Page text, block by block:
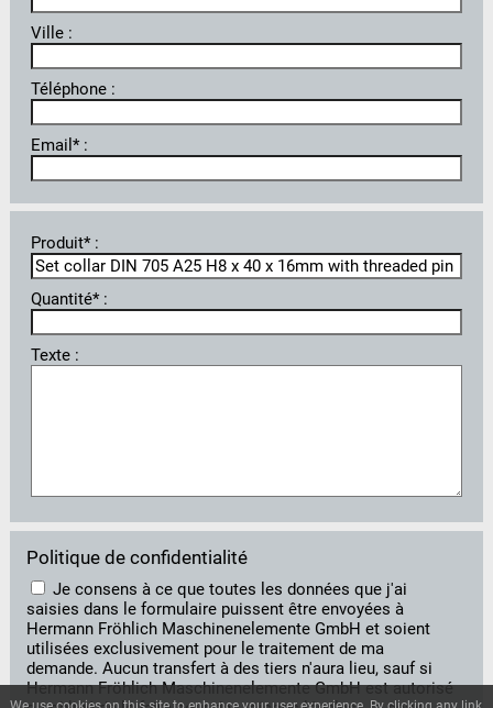
Ville :
Téléphone :
Email* :
Produit* :
Quantité* :
Texte :
Politique de confidentialité
Je consens à ce que toutes les données que j'ai
saisies dans le formulaire puissent être envoyées à
Hermann Fröhlich Maschinenelemente GmbH et soient
utilisées exclusivement pour le traitement de ma
demande. Aucun transfert à des tiers n'aura lieu, sauf si
Hermann Fröhlich Maschinenelemente GmbH est autorisé